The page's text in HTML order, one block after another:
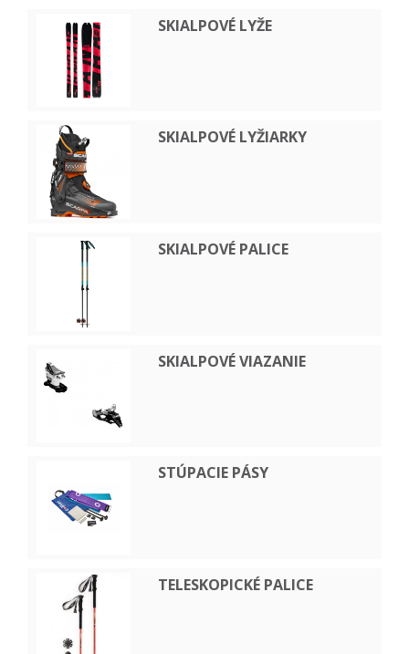
SKIALPOVÉ LYŽE
SKIALPOVÉ LYŽIARKY
SKIALPOVÉ PALICE
SKIALPOVÉ VIAZANIE
STÚPACIE PÁSY
TELESKOPICKÉ PALICE